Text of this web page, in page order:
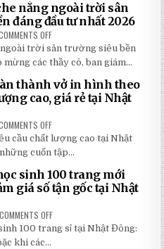
ĐỘNG
QUAY
TAY
TIẾT
2026:
5
BÍ
MẬT
GIÚP
BẠN
TIẾT
KHI
LẮP
ĐẶT
nắng ngoài trời sân
đáng đầu tư nhất 2026
OFF
TOP
5
LOẠI
DÙ
CHE
NẮNG
NGOÀI
TRỜI
BỀN
ĐÁNG
ĐẦU
NHẤT
2026
ngoài trời sân trường siêu bền
mừng các thầy cô, ban giám...
thành vở in hình theo
cao, giá rẻ tại Nhật
OFF
CHỈ
24H
ĐỂ
HOÀN
THÀNH
VỞ
IN
HÌNH
YÊU
CHẤT
LƯỢNG
cầu chất lượng cao tại Nhật
cuốn tập...
sinh 100 trang mới
giá số tận gốc tại Nhật
COMMENTS OFF
BẢNG
GIÁ
100 trang sỉ tại Nhật Đông:
khi các...